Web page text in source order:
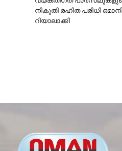
നികുതി രഹിത പരിധി
റിയാലാക്കി